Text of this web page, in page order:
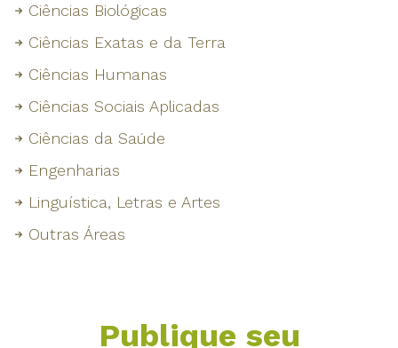
Ciências Biológicas
Ciências Exatas e da Terra
Ciências Humanas
Ciências Sociais Aplicadas
Ciências da Saúde
Engenharias
Linguística, Letras e Artes
Outras Áreas
Publique seu